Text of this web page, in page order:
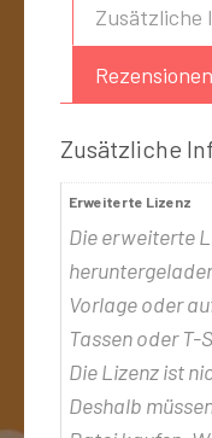
Zusätzliche
Zusätzliche
Erweiterte Lizenz
Die erweiterte
Vorlage oder
Tassen oder T-
Die Lizenz ist
Deshalb